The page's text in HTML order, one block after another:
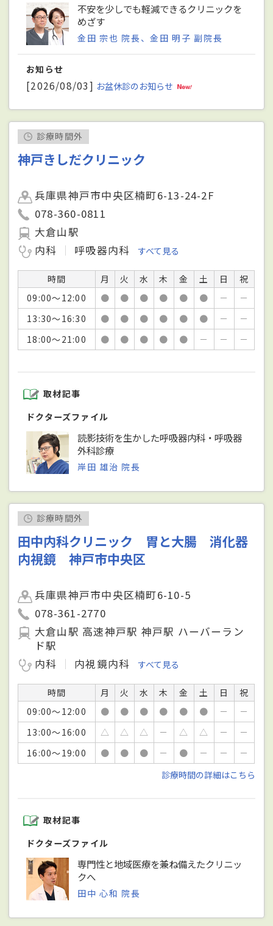
不安を少しでも軽減できるクリニックを
めざす
金田 宗也 院長、金田 明子 副院長
お知らせ
[2026/08/03] お盆休診のお知らせ
診療時間外
神戸きしだクリニック
兵庫県神戸市中央区楠町6-13-24-2F
078-360-0811
大倉山駅
内科
呼吸器内科 すべて見る
時間 月 火 水 木 金 土 日
祝
09:00～12:00
● ● ● ● ● ● －
－
13:30～16:30
● ● ● ● ● ● －
－
18:00～21:00
● ● ● ● ● － － －
取材記事
ドクターズファイル
読影技術を生かした呼吸器内科・呼吸器
外科診療
岸田 雄治 院長
診療時間外
田中内科クリニック 胃と大腸 消化器
内視鏡 神戸市中央区
兵庫県神戸市中央区楠町6-10-5
078-361-2770
大倉山駅 高速神戸駅 神戸駅 ハーバーラン
ド駅
内科
内視鏡内科 すべて見る
時間 月 火 水 木 金 土 日
祝
09:00～12:00
● ● ● ● ● ● －
－
13:00～16:00
△ △ △ － △ △ －
－
16:00～19:00
● ● ● － ● － －
－
診療時間の詳細はこちら
取材記事
ドクターズファイル
専門性と地域医療を兼ね備えたクリニッ
クへ
田中 心和 院長